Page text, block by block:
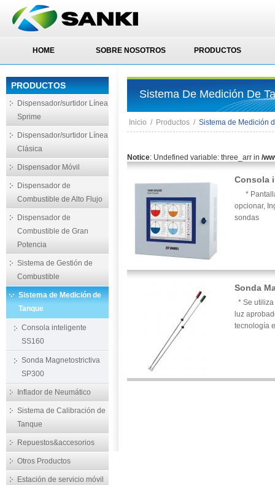
HOME SOBRE NOSOTROS PRODUCTOS
PRODUCTOS
Dispensador/surtidor Línea
Sprime
Dispensador/surtidor Línea
Clásica
Dispensador Móvil
Dispensador de
Combustible de Alto Flujo
Dispensador de
Combustible de Gran
Potencia
Sistema de Gestión de
Combustible
Sistema de Medición de
Tanque
Consola inteligente
SS160
Sonda Magnetostrictiva
SP300
Inflador de Neumático
Sistema de Calibración de
Tanque
Repuestos&accesorios
Otros Productos
Estación de servicio móvil
Sistema De Medición De
Inicio / Productos / Sistema de Medición
Notice: Undefined variable: three_arr in /
Consola
* Pantalla
opcionar,
sondas
Sonda
* Se
luz
tecnología